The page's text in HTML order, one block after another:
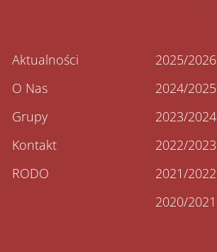
Aktualności
O Nas
Grupy
Kontakt
RODO
2025/2026
2024/2025
2023/2024
2022/2023
2021/2022
2020/2021